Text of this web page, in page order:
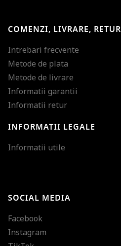
COMENZI, LIVRARE, RETUR
Intrebari frecvente
Metode de plata
Metode de livrare
Informatii garantii
Informatii retur
INFORMATII LEGALE
Informatii utile
SOCIAL MEDIA
Facebook
Instagram